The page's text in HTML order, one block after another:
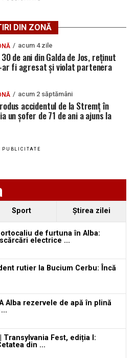
pe Google
Unirea pe Social Media
TikTok
de euro, la Teiuș. Familia
ancheta bate pasul pe loc, la
la spargere
în Sântimbru, disponibile la 4
Alba a publicat lista posturilor
în Galda de Jos, disponibile la 4
Alba a publicat lista posturilor
Teiuș, disponibile la 4 august
a publicat lista posturilor
din Galda de Jos, reținut după
DIN ZONĂ
acum 4 zile
de ani din Galda de Jos, reținut
ar fi agresat și violat partenera
acum 2 săptămâni
accidentul de la Stremț în
un șofer de 71 de ani a ajuns la
PUBLICITATE
Sport Ştirea zilei
de furtuna în Alba:
electrice ...
rutier la Bucium Cerbu: Încă
Alba rezervele de apă în plină
Transylvania Fest, ediția I:
din ...